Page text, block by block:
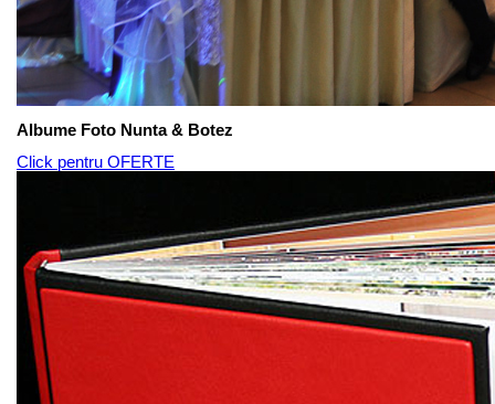
Albume Foto Nunta & Botez
Click pentru OFERTE